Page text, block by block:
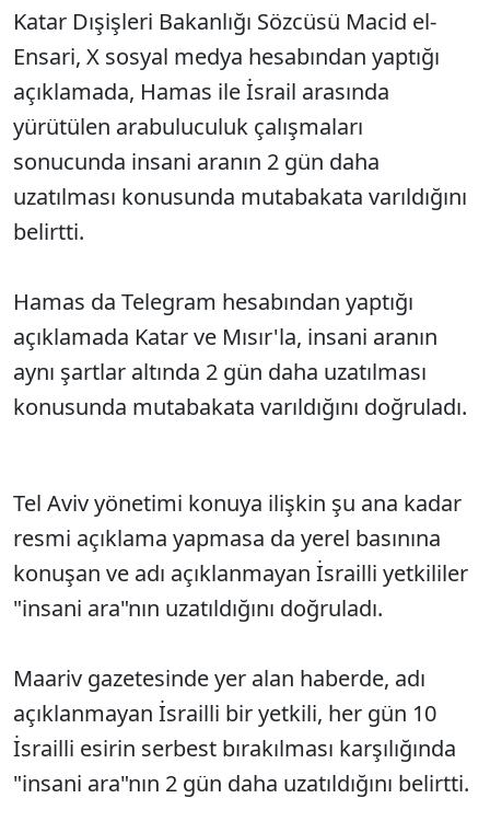
Katar Dışişleri Bakanlığı Sözcüsü Macid el-
Ensari, X sosyal medya hesabından yaptığı
açıklamada, Hamas ile İsrail arasında
yürütülen arabuluculuk çalışmaları
sonucunda insani aranın 2 gün daha
uzatılması konusunda mutabakata varıldığını
belirtti.
Hamas da Telegram hesabından yaptığı
açıklamada Katar ve Mısır'la, insani aranın
aynı şartlar altında 2 gün daha uzatılması
konusunda mutabakata varıldığını doğruladı.
Tel Aviv yönetimi konuya ilişkin şu ana kadar
resmi açıklama yapmasa da yerel basınına
konuşan ve adı açıklanmayan İsrailli yetkililer
"insani ara"nın uzatıldığını doğruladı.
Maariv gazetesinde yer alan haberde, adı
açıklanmayan İsrailli bir yetkili, her gün 10
İsrailli esirin serbest bırakılması karşılığında
"insani ara"nın 2 gün daha uzatıldığını belirtti.